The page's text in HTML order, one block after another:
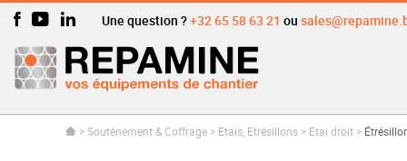
Une question ?+32 65 58 63 21 ou
>Soutènement & Coffrage > Etais, Etrésillons > Etai droit >